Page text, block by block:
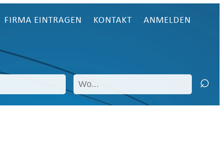
FIRMA EINTRAGEN KONTAKT ANMELDEN